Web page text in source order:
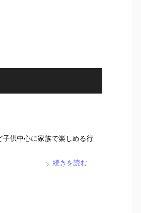
供中心に家族で楽しめる行
続きを読む